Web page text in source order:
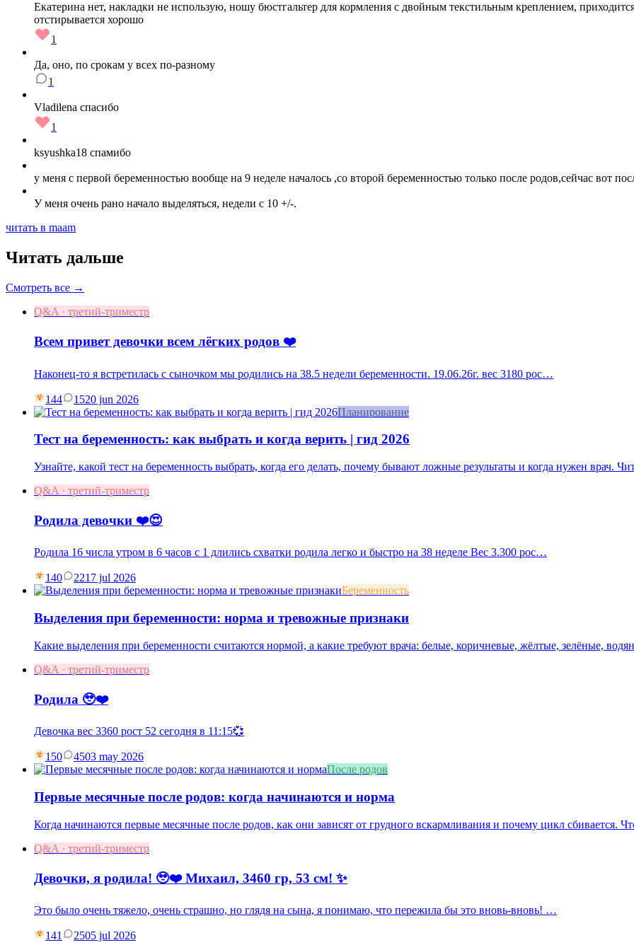
Екатерина нет, накладки не использую, ношу бюстгальтер для кормления с двойным текстильным креплением,
отстирывается хорошо
1
Да, оно, по срокам у всех по-разному
1
Vladilena спасибо
1
ksyushka18 спамибо
у меня с первой беременностью вообще на 9 неделе началось ,со второй беременностью только после родов,сейчас вот
У меня очень рано начало выделяться, недели с 10 +/-.
читать в maam
Читать дальше
Смотреть все →
Q&A · третий-триместр
Всем привет девочки всем лёгких родов ❤️
Наконец-то я встретилась с сыночком мы родились на 38.5 недели беременности. 19.06.26г. вес 3180 рос…
144 1520 jun 2026
Планирование
Тест на беременность: как выбрать и когда верить | гид 2026
Узнайте, какой тест на беременность выбрать, когда его делать, почему бывают ложные результаты и когда нужен врач.
Q&A · третий-триместр
Родила девочки ❤️😍
Родила 16 числа утром в 6 часов с 1 длились схватки родила легко и быстро на 38 неделе Вес 3.300 рос…
140 2217 jul 2026
Беременность
Выделения при беременности: норма и тревожные признаки
Какие выделения при беременности считаются нормой, а какие требуют врача: белые, коричневые, жёлтые, зелёные,
Q&A · третий-триместр
Родила 🥹❤️
Девочка вес 3360 рост 52 сегодня в 11:15💞
150 4503 may 2026
После родов
Первые месячные после родов: когда начинаются и норма
Когда начинаются первые месячные после родов, как они зависят от грудного вскармливания и почему цикл сбивается.
Q&A · третий-триместр
Девочки, я родила! 🥹❤️ Михаил, 3460 гр, 53 см! ✨
Это было очень тяжело, очень страшно, но глядя на сына, я понимаю, что пережила бы это вновь-вновь! …
141 2505 jul 2026